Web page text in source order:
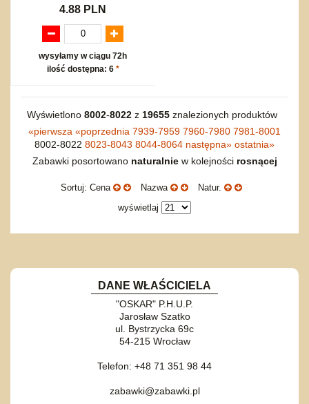
4.88 PLN
wysyłamy w ciągu 72h
ilość dostępna: 6 *
Wyświetlono 8002-8022z 19655znalezionych produktów
«pierwsza «poprzednia 7939-7959 7960-7980 7981-8001
8002-8022 8023-8043 8044-8064 następna» ostatnia»
Zabawki posortowano naturalniew kolejności rosnącej
Sortuj: Cena Nazwa
Natur.
wyświetlaj
DANE WŁAŚCICIELA
"OSKAR" P.H.U.P.
Jarosław Szatko
ul. Bystrzycka 69c
54-215 Wrocław
Telefon: +48 71 351 98 44
zabawki@zabawki.pl